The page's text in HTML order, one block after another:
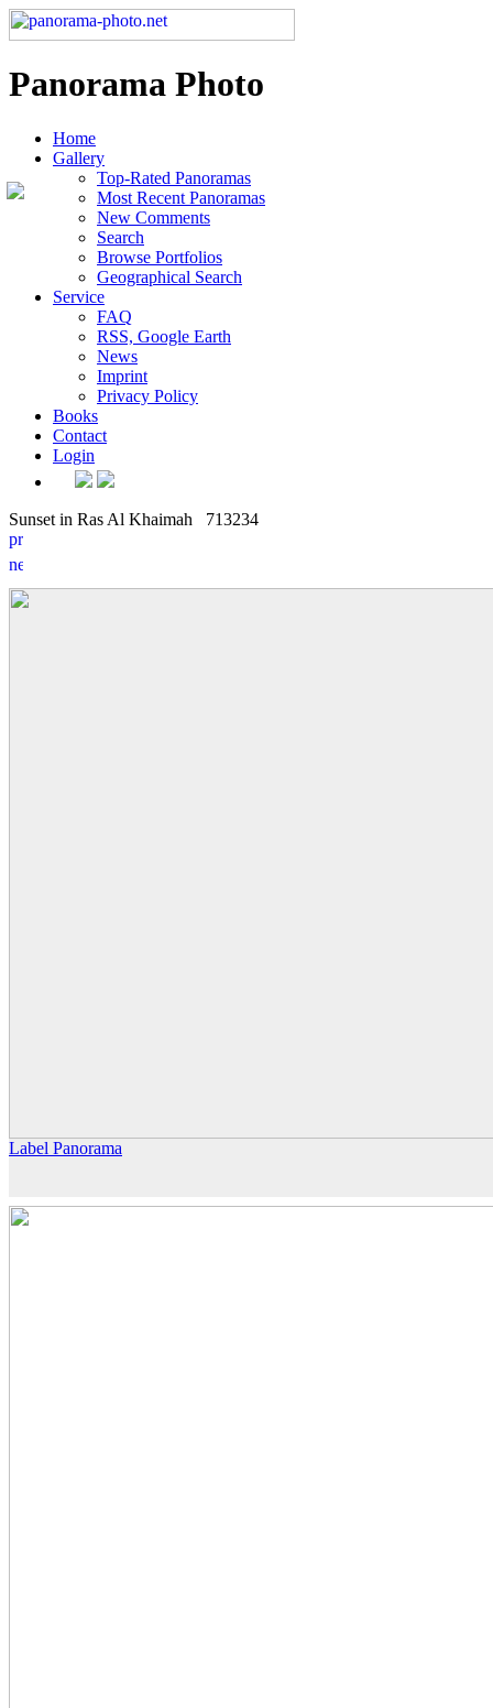
Panorama Photo
Home
Gallery
Top-Rated Panoramas
Most Recent Panoramas
New Comments
Search
Browse Portfolios
Geographical Search
Service
FAQ
RSS, Google Earth
News
Imprint
Privacy Policy
Books
Contact
Login
Sunset in Ras Al Khaimah 713234
Label Panorama